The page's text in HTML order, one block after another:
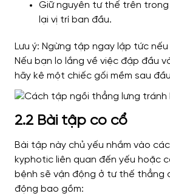
Giữ nguyên tư thế trên
lại vị trí ban đầu.
Lưu ý: Ngừng tập ngay lập tức
Nếu bạn lo lắng về việc đập đầu
hãy kê một chiếc gối mềm sau
2.2 Bài tập co cổ
Bài tập này chủ yếu nhắm vào
kyphotic liên quan đến yếu hoặc
bệnh sẽ vận động ở tư thế thẳng
động bao gồm: